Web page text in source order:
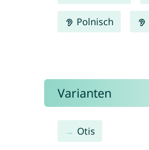
Polnisch
Varianten
Otis